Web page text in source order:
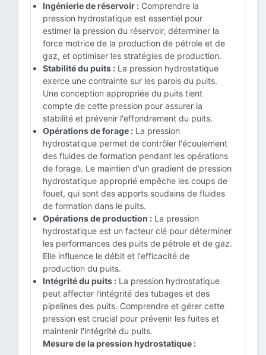
Ingénierie de réservoir : Comprendre la
pression hydrostatique est essentiel pour
estimer la pression du réservoir, déterminer la
force motrice de la production de pétrole et de
gaz, et optimiser les stratégies de production.
Stabilité du puits : La pression hydrostatique
exerce une contrainte sur les parois du puits.
Une conception appropriée du puits tient
compte de cette pression pour assurer la
stabilité et prévenir l'effondrement du puits.
Opérations de forage : La pression
hydrostatique permet de contrôler l'écoulement
des fluides de formation pendant les opérations
de forage. Le maintien d'un gradient de pression
hydrostatique approprié empêche les coups de
fouet, qui sont des apports soudains de fluides
de formation dans le puits.
Opérations de production : La pression
hydrostatique est un facteur clé pour déterminer
les performances des puits de pétrole et de gaz.
Elle influence le débit et l'efficacité de
production du puits.
Intégrité du puits : La pression hydrostatique
peut affecter l'intégrité des tubages et des
pipelines des puits. Comprendre et gérer cette
pression est crucial pour prévenir les fuites et
maintenir l'intégrité du puits.
Mesure de la pression hydrostatique :